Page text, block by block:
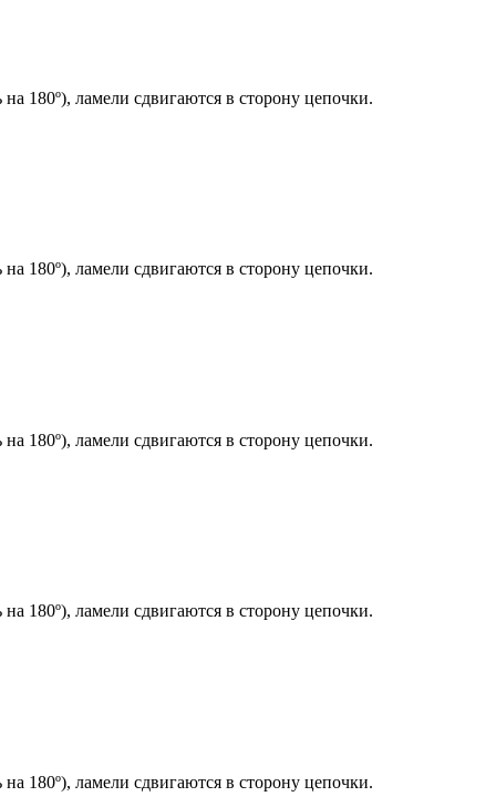
180º), ламели сдвигаются в сторону цепочки.
180º), ламели сдвигаются в сторону цепочки.
180º), ламели сдвигаются в сторону цепочки.
180º), ламели сдвигаются в сторону цепочки.
180º), ламели сдвигаются в сторону цепочки.